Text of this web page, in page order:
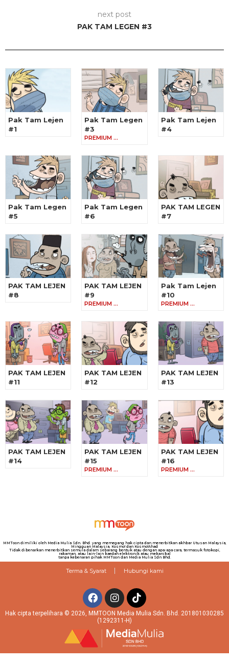
next post
PAK TAM LEGEN #3
Pak Tam Lejen
#1
Pak Tam Legen
#3
PREMIUM …
Pak Tam Lejen
#4
Pak Tam Legen
#5
Pak Tam Legen
#6
PAK TAM LEGEN
#7
PAK TAM LEJEN
#8
PAK TAM LEJEN
#9
PREMIUM …
Pak Tam Lejen
#10
PREMIUM …
PAK TAM LEJEN
#11
PAK TAM LEJEN
#12
PAK TAM LEJEN
#13
PAK TAM LEJEN
#14
PAK TAM LEJEN
#15
PREMIUM …
PAK TAM LEJEN
#16
PREMIUM …
MMToon dimiliki oleh Media Mulia Sdn. Bhd. yang memegang hak cipta dan menerbitkan akhbar Utusan Malaysia,
Mingguan Malaysia, Kosmo! dan Kosmo!Ahad
Tidak dibenarkan menerbitkan semula dalam sebarang bentuk atau dengan apa-apa cara, termasuk fotokopi,
rakaman, atau lain-lain kaedah elektronik atau mekanikal
tanpa kebenaran pihak MMToon dan Media Mulia Sdn Bhd.
Terma & Syarat Hubungi kami
Hak cipta terpelihara © 2026, MMTOON Media Mulia Sdn. Bhd. 201801030285
(1292311-H)